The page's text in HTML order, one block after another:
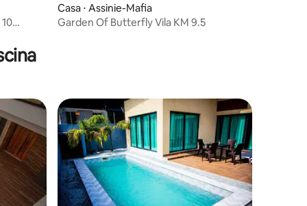
Casa ⋅ Assinie-Mafia
Garden Of Butterfly Vila KM 9.5